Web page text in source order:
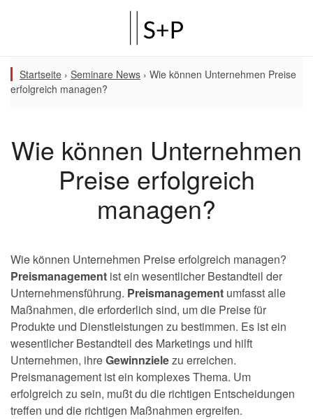
Startseite › Seminare News › Wie können Unternehmen Preise
erfolgreich managen?
Wie können Unternehmen
Preise erfolgreich
managen?
Wie können Unternehmen Preise erfolgreich managen?
Preismanagement ist ein wesentlicher Bestandteil der
Unternehmensführung. Preismanagement umfasst alle
Maßnahmen, die erforderlich sind, um die Preise für
Produkte und Dienstleistungen zu bestimmen. Es ist ein
wesentlicher Bestandteil des Marketings und hilft
Unternehmen, ihreGewinnzielezu erreichen.
Preismanagement ist ein komplexes Thema. Um
erfolgreich zu sein, mußt du die richtigen Entscheidungen
treffen und die richtigen Maßnahmen ergreifen.